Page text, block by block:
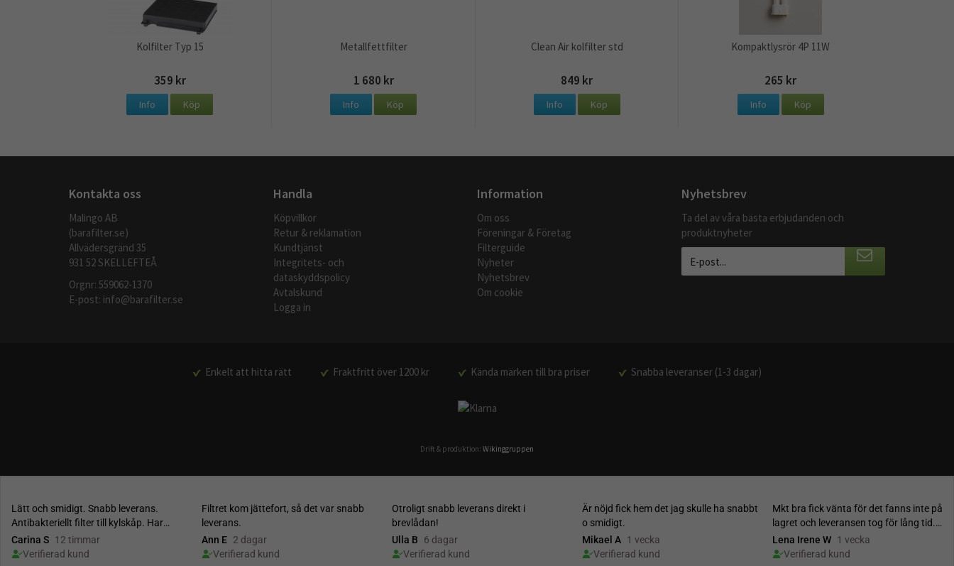
Kolfilter Typ 15
359 kr
Info Köp
Metallfettfilter
1 680 kr
Info Köp
Clean Air kolfilter std
849 kr
Info Köp
Kompaktlysrör 4P 11W
265 kr
Info Köp
Kontakta oss
Malingo AB
(barafilter.se)
Allvädersgränd 35
931 52 SKELLEFTEÅ
Orgnr: 559062-1370
E-post: info@barafilter.se
Handla
Köpvillkor
Retur & reklamation
Kundtjänst
Integritets- och
dataskyddspolicy
Avtalskund
Logga in
Information
Om oss
Föreningar & Företag
Filterguide
Nyheter
Nyhetsbrev
Om cookie
Nyhetsbrev
Ta del av våra bästa erbjudanden och
produktnyheter
Enkelt att hitta rätt Fraktfritt över 1200 kr Kända märken till bra priser Snabba leveranser (1-3 dagar)
Drift & produktion: Wikinggruppen